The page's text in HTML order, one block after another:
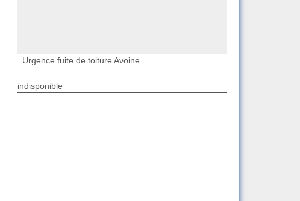
Urgence fuite de toiture Avoine
indisponible